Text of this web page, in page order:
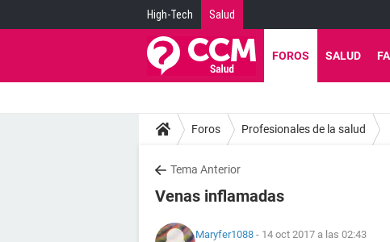
High-Tech Salud
FOROS SALUD
Foros Profesionales de la salud
Tema Anterior
Venas inflamadas
Maryfer1088 - 14 oct 2017 a las 02:43